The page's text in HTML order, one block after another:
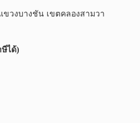
วงบางชัน เขตคลองสามวา
ได้)